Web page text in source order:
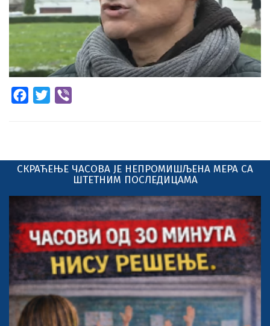
Facebook
Twitter
СКРАЋЕЊЕ ЧАСОВА ЈЕ НЕПРОМИШЉЕНА МЕРА СА
ШТЕТНИМ ПОСЛЕДИЦАМА